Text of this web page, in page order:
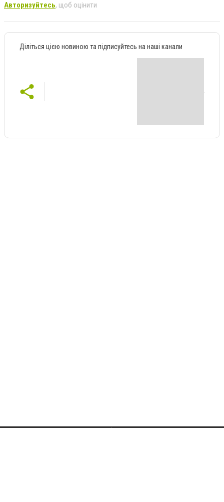
Авторизуйтесь, щоб оцінити
Діліться цією новиною та підписуйтесь на наші канали